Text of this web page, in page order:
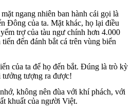
ngang nhiên ban hành cái gọi là
Đông của ta. Mặt khác, họ lại điều
trợ của tàu ngư chính hơn 4.000
tiến đến đánh bắt cá trên vùng biển
của ta để họ đến bắt. Đúng là trò kỳ
tượng ra được!
không nên đùa với khí phách, với
khuất của người Việt.